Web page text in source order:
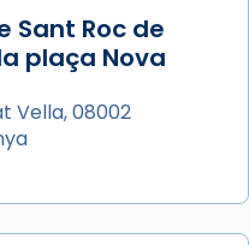
Sant Roc de
plaça Nova
Vella, 08002